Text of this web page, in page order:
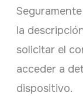
la
solicitar el
acceder a
dispositivo.